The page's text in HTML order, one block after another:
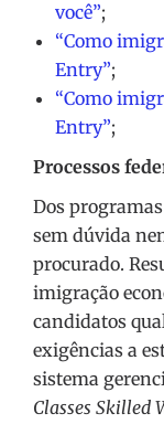
você”;
“Como
Entry”;
“Como
Entry”;
Processos
Dos
sem dúvida
procurado.
imigração
candidatos
exigências a
sistema
Classes Skilled